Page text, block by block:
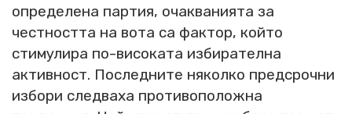
определена партия, очакванията за
честността на вота са фактор, който
стимулира по-високата избирателна
активност. Последните няколко предсрочни
избори следваха противоположна